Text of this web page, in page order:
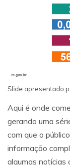
Slide apresentado
Aqui é onde
gerando uma
com que o
informação
algumas notícias